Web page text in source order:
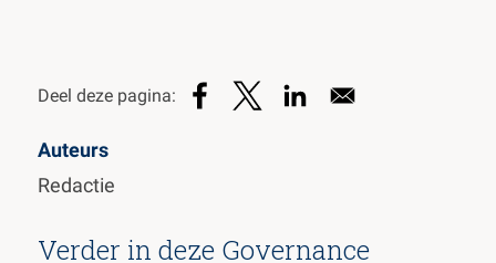
Auteurs
Redactie
Verder in deze Governance